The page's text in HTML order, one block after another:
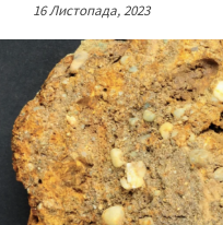
16 Листопада, 2023